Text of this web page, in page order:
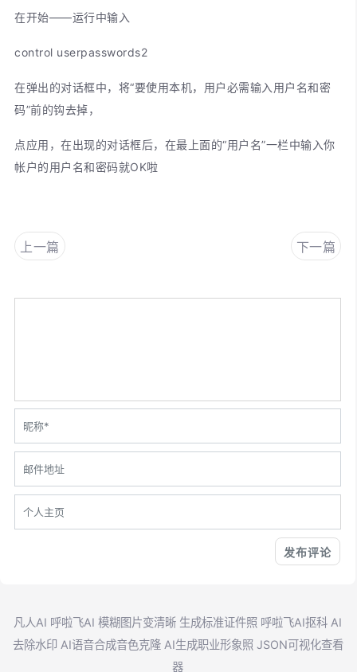
在开始――运行中输入
control userpasswords2
在弹出的对话框中，将“要使用本机，用户必需输入用户名和密
码”前的钩去掉，
点应用，在出现的对话框后，在最上面的“用户名”一栏中输入你
帐户的用户名和密码就OK啦
上一篇 下一篇
凡人AI 呼啦飞AI 模糊图片变清晰 生成标准证件照 呼啦飞AI抠科 AI
去除水印 AI语音合成音色克隆 AI生成职业形象照 JSON可视化查看
器